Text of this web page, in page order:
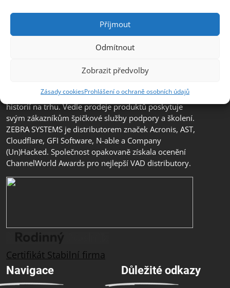
Příjmout
Odmítnout
Zobrazit předvolby
Zásady cookiesProhlášení o ochraně osobních údajů
Společnost ZEBRA SYSTEMS, s.r.o. je předním
IT bezpečnosti, ochrany dat a business continuity v
Evropě. Jedná se o rodinnou firmu s třicetiletou
historií na trhu. Vedle prodeje produktů poskytuje
svým zákazníkům špičkové služby podpory a školení.
ZEBRA SYSTEMS je distributorem značek Acronis, AST,
Cloudflare, GFI Software, N-able a Company
(Un)Hacked. Společnost opakovaně získala ocenění
ChannelWorld Awards pro nejlepší VAD distributory.
Certifikát Stabilní firma
Navigace Důležité odkazy